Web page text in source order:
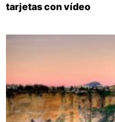
tarjetas con vídeo